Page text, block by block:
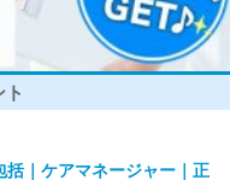
ト
括｜ケアマネージャー｜正